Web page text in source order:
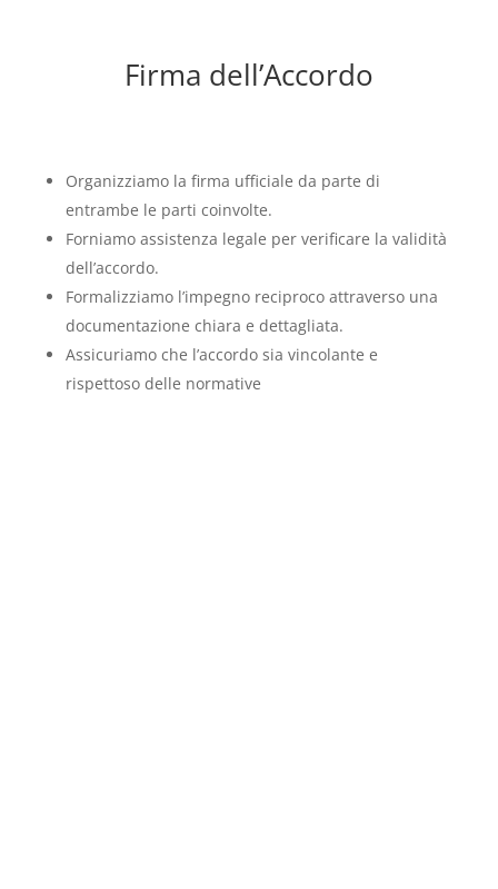
Firma dell’Accordo
Organizziamo la firma ufficiale da parte di
entrambe le parti coinvolte.
Forniamo assistenza legale per verificare la validità
dell’accordo.
Formalizziamo l’impegno reciproco attraverso una
documentazione chiara e dettagliata.
Assicuriamo che l’accordo sia vincolante e
rispettoso delle normative